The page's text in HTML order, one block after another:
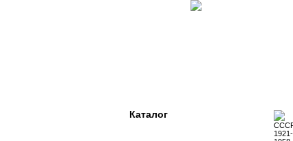
Каталог